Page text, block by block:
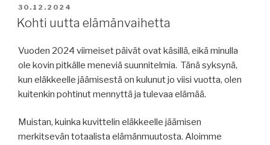
JULKAISTU
30.12.2024
Kohti uutta elämänvaihetta
Vuoden 2024 viimeiset päivät ovat käsillä, eikä minulla
ole kovin pitkälle meneviä suunnitelmia. Tänä syksynä,
kun eläkkeelle jäämisestä on kulunut jo viisi vuotta, olen
kuitenkin pohtinut mennyttä ja tulevaa elämää.
Muistan, kuinka kuvittelin eläkkeelle jäämisen
merkitsevän totaalista elämänmuutosta. Aloimme